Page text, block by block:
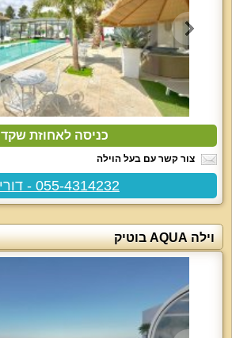
כניסה לאחוזת שקד
צור קשר עם בעל הוילה
055-4314232 - דורית
וילה AQUA בוטיק